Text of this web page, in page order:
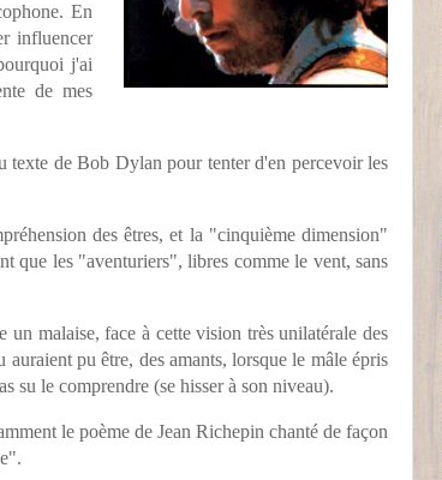
En
influencer
j'ai
de mes
texte de Bob Dylan pour tenter d'en percevoir les
des êtres, et la "cinquième dimension"
que les "aventuriers", libres comme le vent, sans
un malaise, face à cette vision très unilatérale des
pu être, des amants, lorsque le mâle épris
su le comprendre (se hisser à son niveau).
le poème de Jean Richepin chanté de façon